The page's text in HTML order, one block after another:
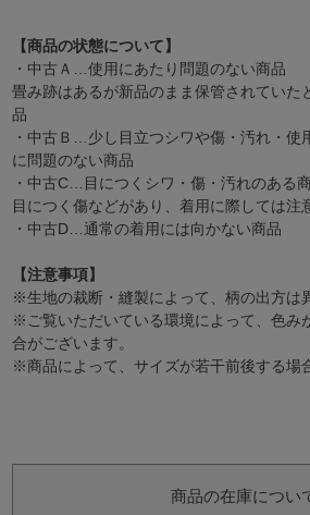
【商品の状態について】
・中古Ａ…使用にあたり問題のない商品
畳み跡はあるが新品のまま保管されていた
品
・中古Ｂ…少し目立つシワや傷・汚れ・使
に問題のない商品
・中古C…目につくシワ・傷・汚れのある
目につく傷などがあり、着用に際しては注
・中古D…通常の着用には向かない商品
【注意事項】
※生地の裁断・縫製によって、柄の出方は
※ご覧いただいている環境によって、色み
合がございます。
※商品によって、サイズが若干前後する場
商品の在庫につい